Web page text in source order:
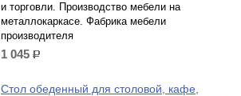
и торговли. Производство мебели на
металлокаркасе. Фабрика мебели
производителя
1 045 р.
Стол обеденный для столовой, кафе,